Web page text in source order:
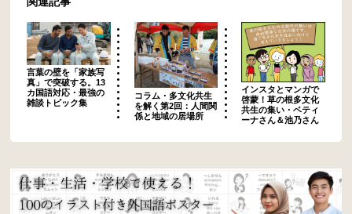
言葉の壁を「家族写
真」で突破する。13
カ国語対応・最強の
雑談トピック集
コラム・多文化共生
を解く第2回：人間関
係と地域の居場所
インスタとマンガで
啓蒙！草の根多文化
共生の集い・ベティ
ーナさん＆池乃さん